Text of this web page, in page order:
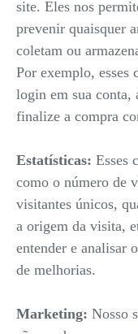
site. Eles nos
prevenir quaisquer
coletam ou
Por exemplo, esses
login em sua conta,
finalize a compra
Estatísticas: Esses
como o número de
visitantes únicos,
a origem da visita,
entender e analisar
de melhorias.
Marketing: Nosso